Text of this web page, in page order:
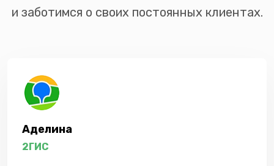
и заботимся о своих постоянных клиентах.
Аделина
2ГИС